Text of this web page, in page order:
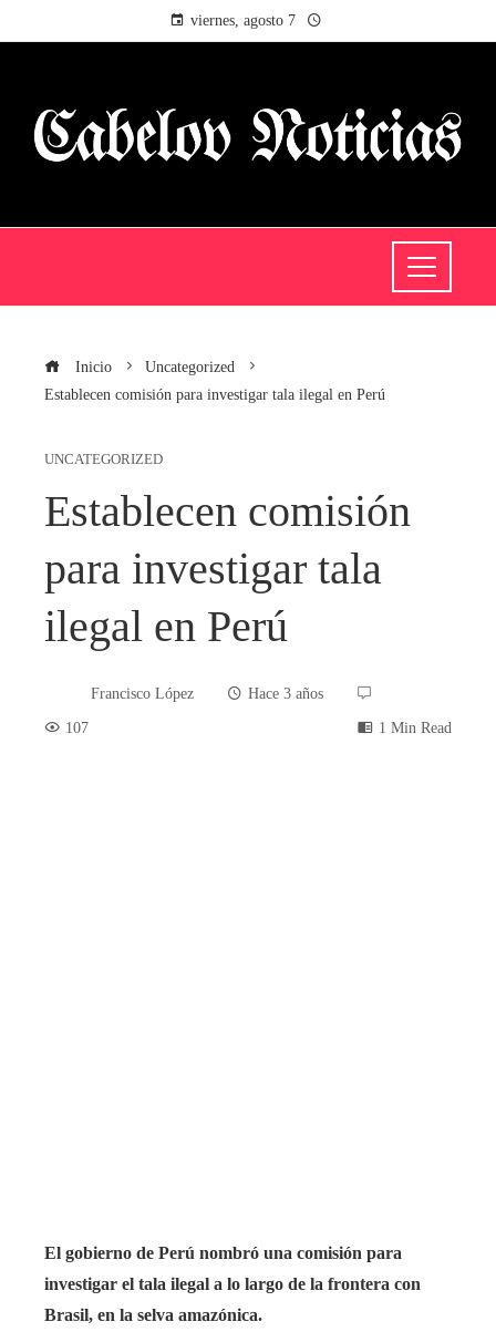
viernes, agosto 7
Inicio
Uncategorized
Establecen comisión para investigar tala ilegal en Perú
UNCATEGORIZED
Establecen comisión
para investigar tala
ilegal en Perú
Francisco López
Hace 3 años
107
1 Min Read
El gobierno de Perú nombró una comisión para
investigar el tala ilegal a lo largo de la frontera con
Brasil, en la selva amazónica.